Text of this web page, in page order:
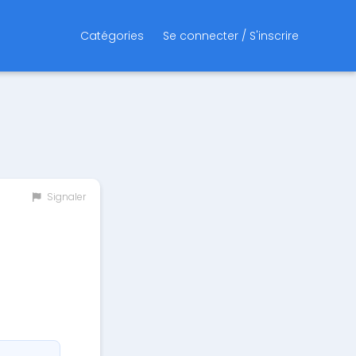
Catégories Se connecter / S'inscrire
Signaler